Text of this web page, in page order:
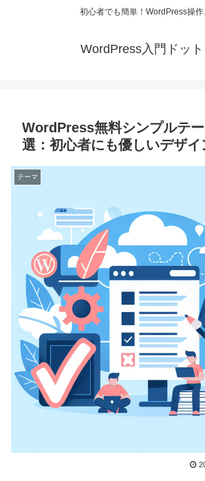
初心者でも簡単！WordPress操作
WordPress入門ドッ
WordPress無料シンプルテ
選：初心者にも優しいデザイ
テーマ